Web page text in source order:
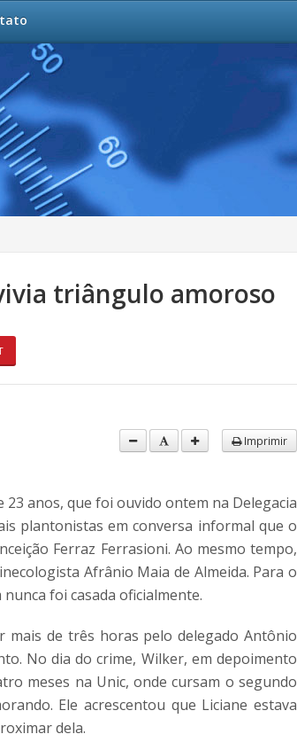
triângulo amoroso
Imprimir
anos, que foi ouvido ontem na Delegacia
plantonistas em conversa informal que o
Ferraz Ferrasioni. Ao mesmo tempo,
Afrânio Maia de Almeida. Para o
foi casada oficialmente.
mais de três horas pelo delegado Antônio
No dia do crime, Wilker, em depoimento
meses na Unic, onde cursam o segundo
Ele acrescentou que Liciane estava
dela.